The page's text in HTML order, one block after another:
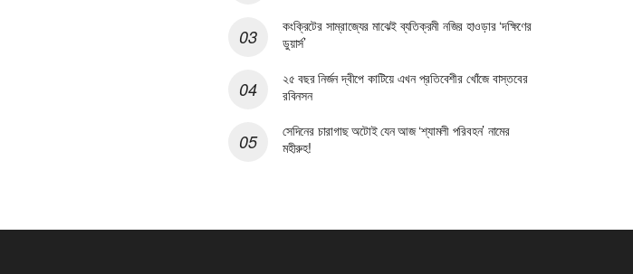
কংক্রিটের সাম্রাজ্যের মাঝেই ব্যতিক্রমী নজির হাওড়ার ‘দক্ষিণের
ডুয়ার্স’
২৫ বছর নির্জন দ্বীপে কাটিয়ে এখন প্রতিবেশীর খোঁজে বাস্তবের
রবিনসন
সেদিনের চারাগাছ অটোই যেন আজ ‘শ্যামলী পরিবহন’ নামের
মহীরুহ!